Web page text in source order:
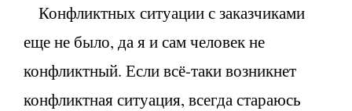
Конфликтных ситуации с заказчиками
еще не было, да я и сам человек не
конфликтный. Если всё-таки возникнет
конфликтная ситуация, всегда стараюсь